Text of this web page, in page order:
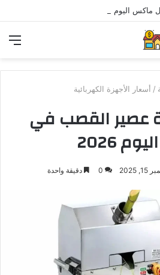
اليوم ..و5 عيوب
/ أسعار الأجهزة الكهربائية
عصير القصب في
2026
2025
0 دقيقة واحدة